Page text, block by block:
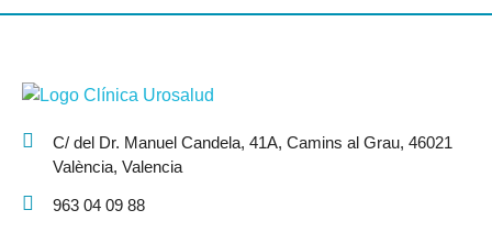
C/ del Dr. Manuel Candela, 41A, Camins al Grau, 46021
València, Valencia
963 04 09 88